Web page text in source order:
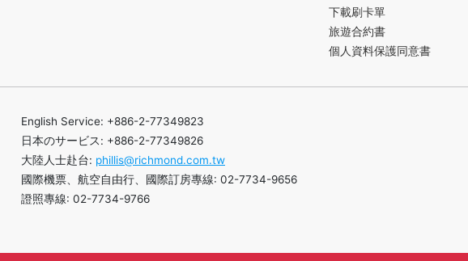
下載刷卡單
旅遊合約書
個人資料保護同意書
English Service: +886-2-77349823
日本のサービス: +886-2-77349826
大陸人士赴台: phillis@richmond.com.tw
國際機票、航空自由行、國際訂房專線: 02-7734-9656
證照專線: 02-7734-9766